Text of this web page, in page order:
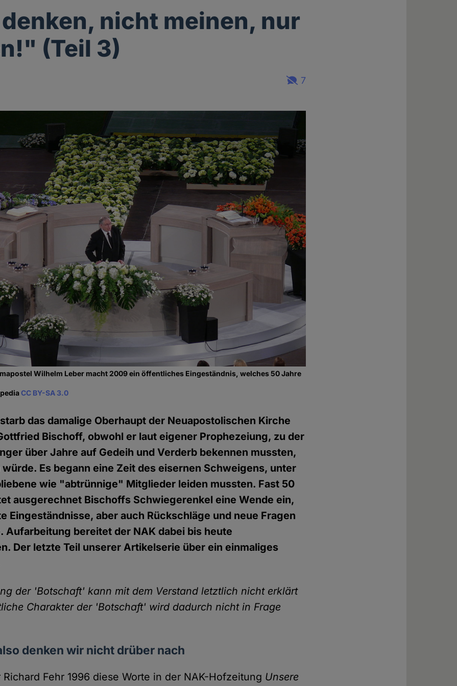
nicht meinen, nur
(Teil 3)
7
Wilhelm Leber macht 2009 ein öffentliches Eingeständnis, welches 50 Jahre
CC BY-SA 3.0
das damalige Oberhaupt der Neuapostolischen Kirche
Bischoff, obwohl er laut eigener Prophezeiung, zu der
über Jahre auf Gedeih und Verderb bekennen mussten,
Es begann eine Zeit des eisernen Schweigens, unter
wie "abtrünnige" Mitglieder leiden mussten. Fast 50
ausgerechnet Bischoffs Schwiegerenkel eine Wende ein,
Eingeständnisse, aber auch Rückschläge und neue Fragen
Aufarbeitung bereitet der NAK dabei bis heute
Der letzte Teil unserer Artikelserie über ein einmaliges
der 'Botschaft' kann mit dem Verstand letztlich nicht erklärt
Charakter der 'Botschaft' wird dadurch nicht in Frage
denken wir nicht drüber nach
Fehr 1996 diese Worte in der NAK-Hofzeitung Unsere